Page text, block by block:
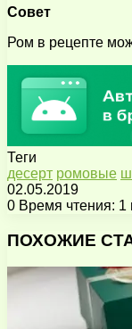
Совет
Ром в рецепте
Теги
десерт ромовые
02.05.2019
0 Время чтения: 1
через
почту
ПОХОЖИЕ